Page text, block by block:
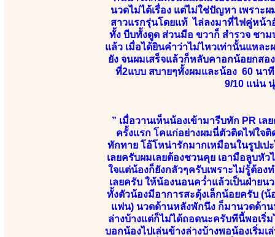
นวดไม่ได้เรื่อง แต่ไม่ใช่ปัญหา เพรา
สาวแรกรุ่นโดยแท้ ไล่ลงมาที่ไฟคู่หน้
ทั้ง บีบทั้งดูด ส่วนมือ ขวาก็ สำรวจ ชา
แล้ว เมื่อได้ยินคำว่าไม่ไหวเท่านั้นแหล
ยัง จนผมเสร็จแล้วก็หลับคาอกน้อยกสอ
ที่2แบบ สบายๆทั้งผมและน้อง 60 นา
9/10 แน่น
” เมื่อวานเห็นน้องเข้ามารีบทัก PR เ
ครั้งแรก โคแก่อย่างผมนี่ตัวติดไฟใจ
ทักทาย โอ้โหน่ารักมากเหมือนในรูปเป
เลยครับผมเลยต้องชวนคุย เอามือลูบหั
ใจแต่น้องก็ยังกลัวๆครับเพราะไม่รู้ต้อง
เลยครับ ให้น้องนอนคว่ำแล้วเป็นฝ่ายน
ทั้งตัวน้องมีอาการสะดุ้งเล็กน้อยครับ (
แฟน) นวดด้านหลังพักนึง ก็มานวดด้า
ล่างบ้างแต่ก็ไม่ได้ถอดนะครับทีนี้พอเริ่
บอกน้องไปเล่นข้างล่างบ้างพอน้องเริ่ม